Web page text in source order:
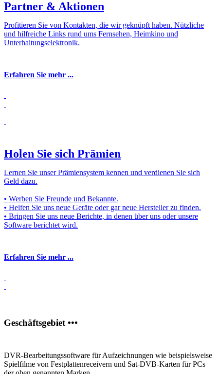
Partner & Aktionen
Profitieren Sie von Kontakten, die wir geknüpft haben. Nützliche
und hilfreiche Links rund ums Fernsehen, Heimkino und
Unterhaltungselektronik.
Erfahren Sie mehr ...
Holen Sie sich Prämien
Lernen Sie unser Prämiensystem kennen und verdienen Sie sich
Geld dazu.
• Werben Sie Freunde und Bekannte.
• Helfen Sie uns neue Geräte oder gar neue Hersteller zu finden.
• Bringen Sie uns neue Berichte, in denen über uns oder unsere
Software berichtet wird.
Erfahren Sie mehr ...
Geschäftsgebiet •••
DVR-Bearbeitungssoftware für Aufzeichnungen wie beispielsweise
Spielfilme von Festplattenreceivern und Sat-DVB-Karten für PCs